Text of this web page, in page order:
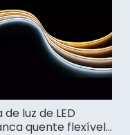
de luz de LED
quente flexível